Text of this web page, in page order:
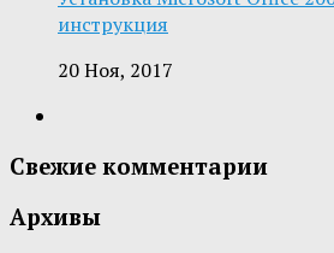
инструкция
20 Ноя, 2017
Свежие комментарии
Архивы